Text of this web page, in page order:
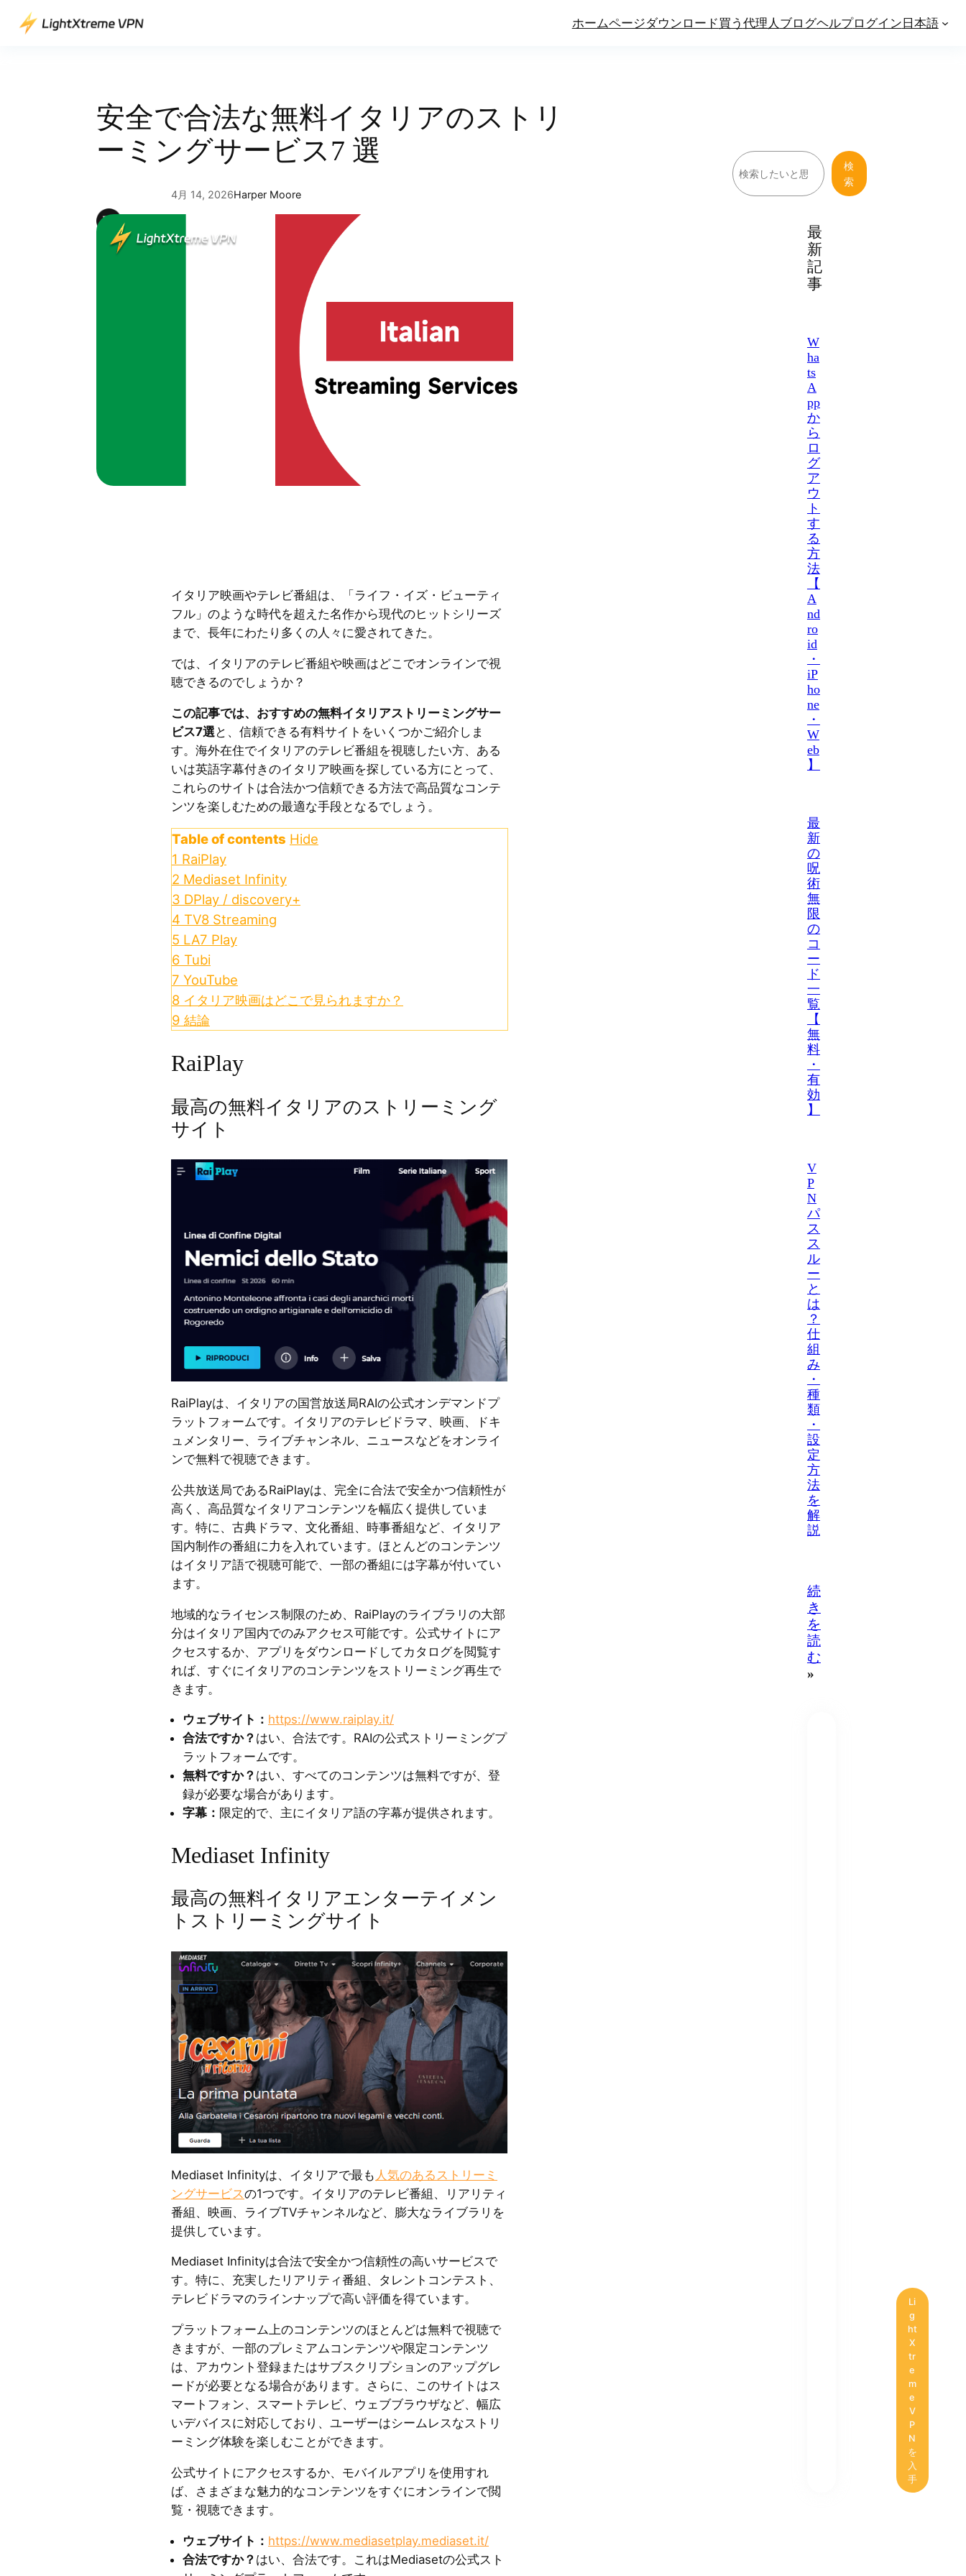
ホームページダウンロード買う 代理人 ブログヘルプログイン日本語
安全で合法な無料イタリアのストリ
ーミングサービス7 選
4月 14, 2026Harper Moore
イタリア映画やテレビ番組は、「ライフ・イズ・ビューティ
フル」のような時代を超えた名作から現代のヒットシリーズ
まで、長年にわたり多くの人々に愛されてきた。
では、イタリアのテレビ番組や映画はどこでオンラインで視
聴できるのでしょうか？
この記事では、おすすめの無料イタリアストリーミングサー
ビス7選 と、信頼できる有料サイトをいくつかご紹介しま
す。海外在住でイタリアのテレビ番組を視聴したい方、ある
いは英語字幕付きのイタリア映画を探している方にとって、
これらのサイトは合法かつ信頼できる方法で高品質なコンテ
ンツを楽しむための最適な手段となるでしょう。
Table of contents Hide
1 RaiPlay
2 Mediaset Infinity
3 DPlay / discovery+
4 TV8 Streaming
5 LA7 Play
6 Tubi
7 YouTube
8 イタリア映画はどこで見られますか？
9 結論
RaiPlay
最高の無料イタリアのストリーミング
サイト
RaiPlayは、イタリアの国営放送局RAIの公式オンデマンドプ
ラットフォームです。イタリアのテレビドラマ、映画、ドキ
ュメンタリー、ライブチャンネル、ニュースなどをオンライ
ンで無料で視聴できます。
公共放送局であるRaiPlayは、完全に合法で安全かつ信頼性が
高く、高品質なイタリアコンテンツを幅広く提供していま
す。特に、古典ドラマ、文化番組、時事番組など、イタリア
国内制作の番組に力を入れています。ほとんどのコンテンツ
はイタリア語で視聴可能で、一部の番組には字幕が付いてい
ます。
地域的なライセンス制限のため、RaiPlayのライブラリの大部
分はイタリア国内でのみアクセス可能です。公式サイトにア
クセスするか、アプリをダウンロードしてカタログを閲覧す
れば、すぐにイタリアのコンテンツをストリーミング再生で
きます。
ウェブサイト： https://www.raiplay.it/
合法ですか？ はい、合法です。RAIの公式ストリーミングプ
ラットフォームです。
無料ですか？ はい、すべてのコンテンツは無料ですが、登
録が必要な場合があります。
字幕： 限定的で、主にイタリア語の字幕が提供されます。
Mediaset Infinity
最高の無料イタリアエンターテイメン
トストリーミングサイト
Mediaset Infinityは、イタリアで最も 人気のあるストリーミ
ングサービスの1つです。イタリアのテレビ番組、リアリティ
番組、映画、ライブTVチャンネルなど、膨大なライブラリを
提供しています。
Mediaset Infinityは合法で安全かつ信頼性の高いサービスで
す。特に、充実したリアリティ番組、タレントコンテスト、
テレビドラマのラインナップで高い評価を得ています。
プラットフォーム上のコンテンツのほとんどは無料で視聴で
きますが、一部のプレミアムコンテンツや限定コンテンツ
は、アカウント登録またはサブスクリプションのアップグレ
ードが必要となる場合があります。さらに、このサイトはス
マートフォン、スマートテレビ、ウェブブラウザなど、幅広
いデバイスに対応しており、ユーザーはシームレスなストリ
ーミング体験を楽しむことができます。
公式サイトにアクセスするか、モバイルアプリを使用すれ
ば、さまざまな魅力的なコンテンツをすぐにオンラインで閲
覧・視聴できます。
ウェブサイト： https://www.mediasetplay.mediaset.it/
合法ですか？ はい、合法です。これはMediasetの公式スト
検
索
検
索
最
新
記
事
W
ha
ts
A
pp
か
ら
ロ
グ
ア
ウ
ト
す
る
方
法
【
A
nd
ro
id
・
iP
ho
ne
・
W
eb
】
最
新
の
呪
術
無
限
の
コ
ー
ド
一
覧
【
無
料
・
有
効
】
V
P
N
パ
ス
ス
ル
ー
と
は
？
仕
組
み
・
種
類
・
設
定
方
法
を
解
説
続
き
を
読
む
»
Li
g
ht
X
tr
e
m
e
V
P
N
を
入
手